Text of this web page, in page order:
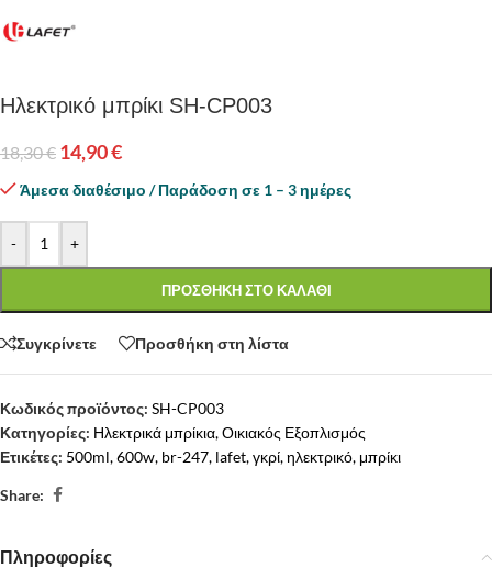
Ηλεκτρικό μπρίκι SH-CP003
18,30€ 14,90€
Άμεσα διαθέσιμο / Παράδοση σε 1 – 3 ημέρες
- +
ΠΡΟΣΘΗΚΗ ΣΤΟ ΚΑΛΑΘΙ
Συγκρίνετε Προσθήκη στη λίστα
Κωδικός προϊόντος: SH-CP003
Κατηγορίες: Ηλεκτρικά μπρίκια,Οικιακός Εξοπλισμός
Ετικέτες: 500ml,600w, br-247, lafet,γκρί,ηλεκτρικό, μπρίκι
Share:
Πληροφορίες